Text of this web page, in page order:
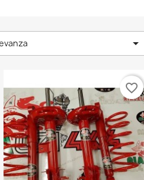

favorite_border